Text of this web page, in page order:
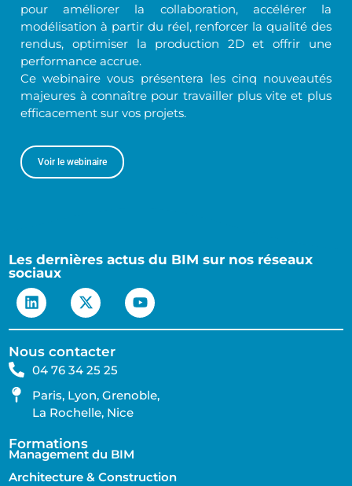
pour améliorer la collaboration, accélérer la
modélisation à partir du réel, renforcer la qualité des
rendus, optimiser la production 2D et offrir une
performance accrue.
Ce webinaire vous présentera les cinq nouveautés
majeures à connaître pour travailler plus vite et plus
efficacement sur vos projets.
Voir le webinaire
Les dernières actus du BIM sur nos réseaux
sociaux
Nous contacter
04 76 34 25 25
Paris, Lyon, Grenoble,
La Rochelle, Nice
Formations
Management du BIM
Architecture & Construction